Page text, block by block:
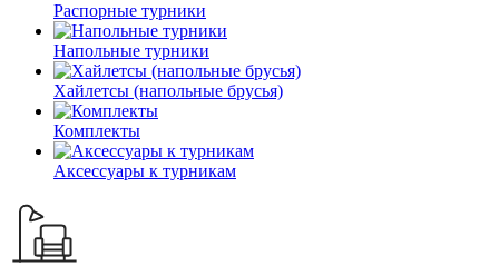
Распорные турники
Напольные турники
Хайлетсы (напольные брусья)
Комплекты
Аксессуары к турникам